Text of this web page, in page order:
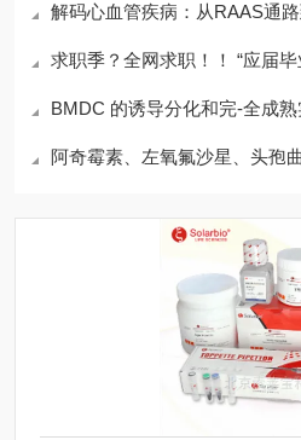
解码心血管疾病：从RAAS通路到
求职季？全网求职！！ “应届毕业
BMDC 的诱导分化和完-全成
阿奇霉素、左氧氟沙星、头孢曲